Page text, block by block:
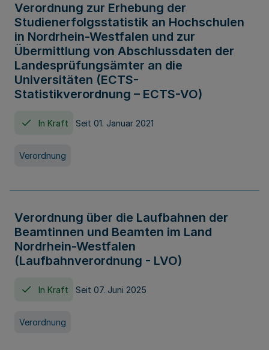
Verordnung zur Erhebung der
Studienerfolgsstatistik an Hochschulen
in Nordrhein-Westfalen und zur
Übermittlung von Abschlussdaten der
Landesprüfungsämter an die
Universitäten (ECTS-
Statistikverordnung – ECTS-VO)
In Kraft Seit 01. Januar 2021
Verordnung
Verordnung über die Laufbahnen der
Beamtinnen und Beamten im Land
Nordrhein-Westfalen
(Laufbahnverordnung - LVO)
In Kraft Seit 07. Juni 2025
Verordnung